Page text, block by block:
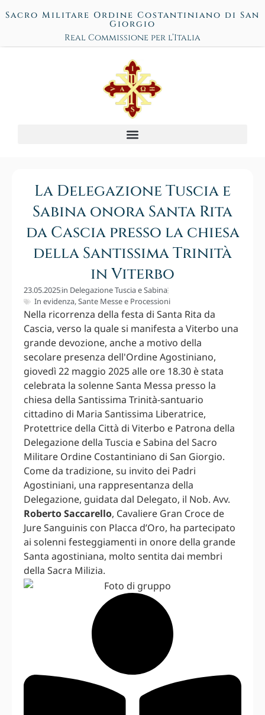
Sacro Militare Ordine Costantiniano di San
Giorgio
Real Commissione per l’Italia
La Delegazione Tuscia e
Sabina onora Santa Rita
da Cascia presso la chiesa
della Santissima Trinità
in Viterbo
23.05.2025in Delegazione Tuscia e Sabina
In evidenza,Sante Messe e Processioni
Nella ricorrenza della festa di Santa Rita da
Cascia, verso la quale si manifesta a Viterbo una
grande devozione, anche a motivo della
secolare presenza dell'Ordine Agostiniano,
giovedì 22 maggio 2025 alle ore 18.30 è stata
celebrata la solenne Santa Messa presso la
chiesa della Santissima Trinità-santuario
cittadino di Maria Santissima Liberatrice,
Protettrice della Città di Viterbo e Patrona della
Delegazione della Tuscia e Sabina del Sacro
Militare Ordine Costantiniano di San Giorgio.
Come da tradizione, su invito dei Padri
Agostiniani, una rappresentanza della
Delegazione, guidata dal Delegato, il Nob. Avv.
Roberto Saccarello, Cavaliere Gran Croce de
Jure Sanguinis con Placca d’Oro, ha partecipato
ai solenni festeggiamenti in onore della grande
Santa agostiniana, molto sentita dai membri
della Sacra Milizia.